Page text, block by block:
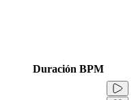
Duración BPM